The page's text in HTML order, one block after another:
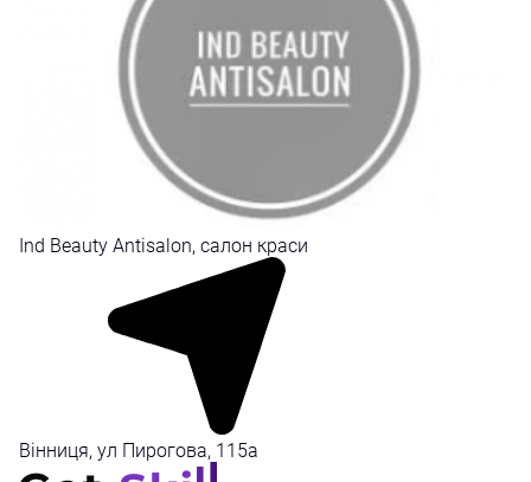
Ind Beauty Antisalon, салон краси
Вінниця, ул Пирогова, 115а